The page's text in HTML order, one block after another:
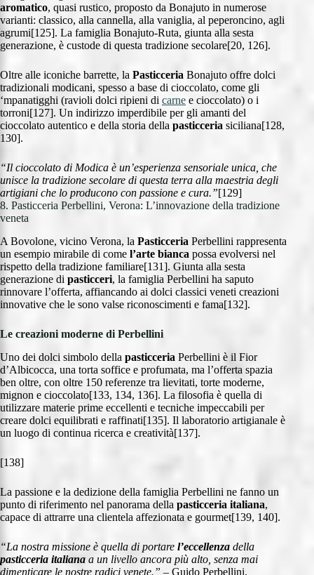
aromatico, quasi rustico, proposto da Bonajuto in numerose
varianti: classico, alla cannella, alla vaniglia, al peperoncino, agli
agrumi[125]. La famiglia Bonajuto-Ruta, giunta alla sesta
generazione, è custode di questa tradizione secolare[20, 126].
Oltre alle iconiche barrette, la Pasticceria Bonajuto offre dolci
tradizionali modicani, spesso a base di cioccolato, come gli
‘mpanatigghi (ravioli dolci ripieni di carne e cioccolato) o i
torroni[127]. Un indirizzo imperdibile per gli amanti del
cioccolato autentico e della storia della pasticceria siciliana[128,
130].
“Il cioccolato di Modica è un’esperienza sensoriale unica, che
unisce la tradizione secolare di questa terra alla maestria degli
artigiani che lo producono con passione e cura.”[129]
8. Pasticceria Perbellini, Verona: L’innovazione della tradizione
veneta
A Bovolone, vicino Verona, la Pasticceria Perbellini rappresenta
un esempio mirabile di come l’arte bianca possa evolversi nel
rispetto della tradizione familiare[131]. Giunta alla sesta
generazione di pasticceri, la famiglia Perbellini ha saputo
rinnovare l’offerta, affiancando ai dolci classici veneti creazioni
innovative che le sono valse riconoscimenti e fama[132].
Le creazioni moderne di Perbellini
Uno dei dolci simbolo della pasticceria Perbellini è il Fior
d’Albicocca, una torta soffice e profumata, ma l’offerta spazia
ben oltre, con oltre 150 referenze tra lievitati, torte moderne,
mignon e cioccolato[133, 134, 136]. La filosofia è quella di
utilizzare materie prime eccellenti e tecniche impeccabili per
creare dolci equilibrati e raffinati[135]. Il laboratorio artigianale è
un luogo di continua ricerca e creatività[137].
[138]
La passione e la dedizione della famiglia Perbellini ne fanno un
punto di riferimento nel panorama della pasticceria italiana,
capace di attrarre una clientela affezionata e gourmet[139, 140].
“La nostra missione è quella di portare l’eccellenza della
pasticceria italiana a un livello ancora più alto, senza mai
dimenticare le nostre radici venete.” – Guido Perbellini,